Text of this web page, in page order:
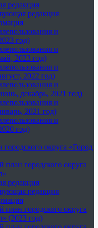
редакция
редакция
и
год)
и
2023 год)
и
2022 год)
и
декабрь, 2021 год)
и
2021 год)
и
год)
округа «Город
план городского округа
редакция
редакция
план городского округа
(2023 год)